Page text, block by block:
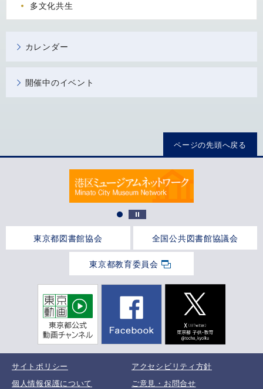
多文化共生
カレンダー
開催中のイベント
ページの先頭へ戻る
東京都図書館協会 全国公共図書館協議会
東京都教育委員会
サイトポリシー
アクセシビリティ方針
個人情報保護について
ご意見・お問合せ